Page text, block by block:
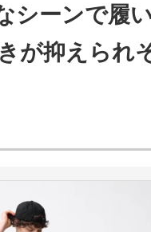
ス専門サイト
ーンで履
が抑えられ